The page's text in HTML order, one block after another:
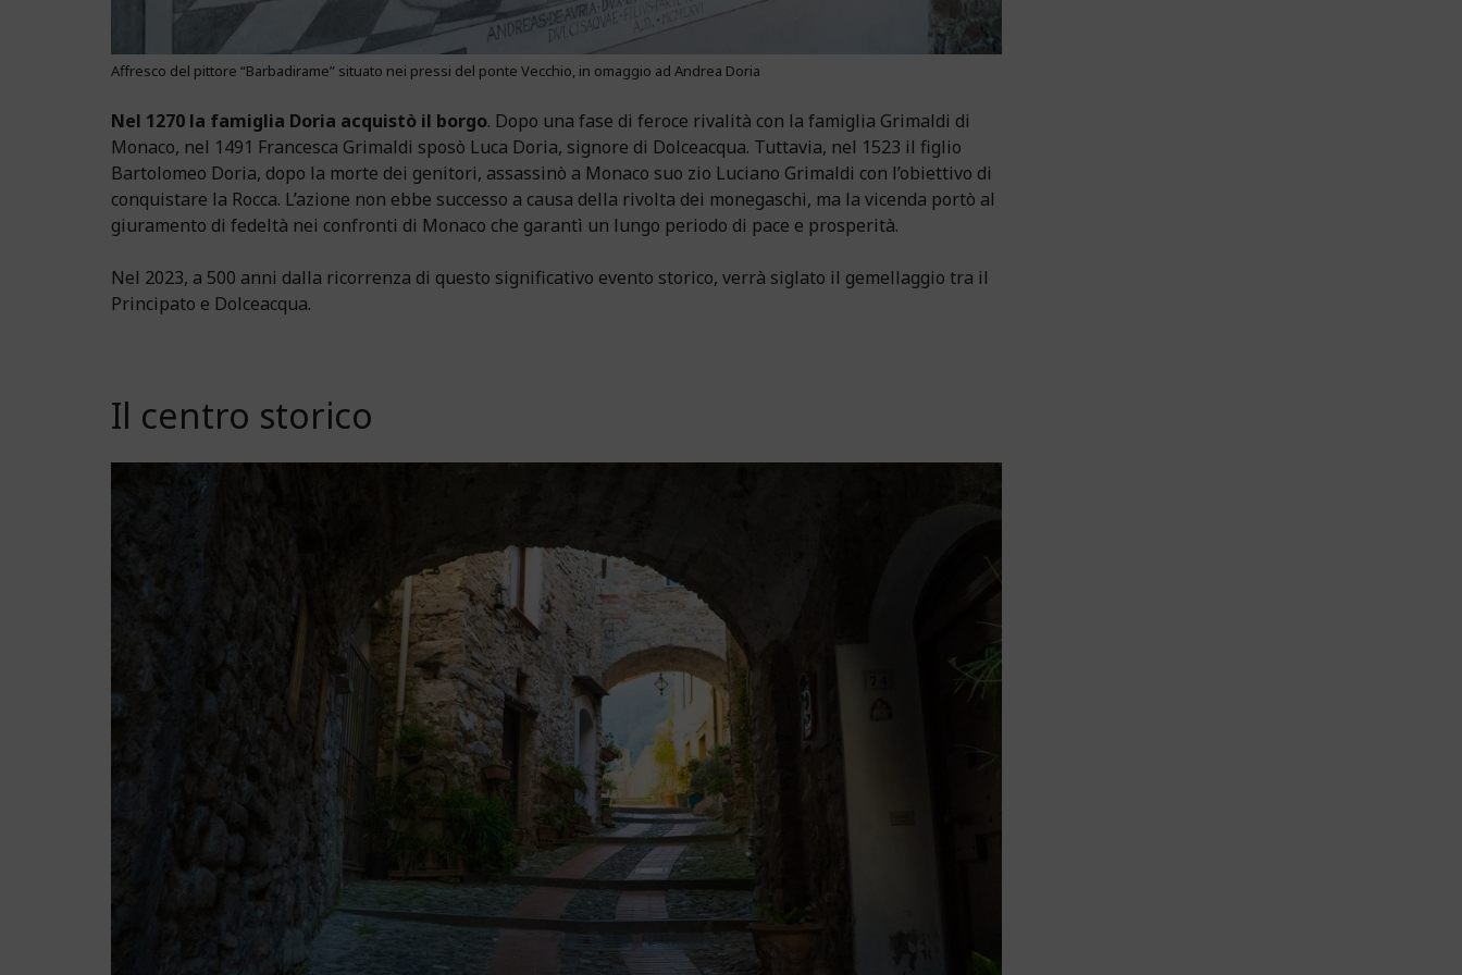
Affresco del pittore “Barbadirame” situato nei pressi del ponte Vecchio, in omaggio ad Andrea Doria
Nel 1270 la famiglia Doria acquistò il borgo. Dopo una fase di feroce rivalità con la famiglia Grimaldi di
Monaco, nel 1491 Francesca Grimaldi sposò Luca Doria, signore di Dolceacqua. Tuttavia, nel 1523 il figlio
Bartolomeo Doria, dopo la morte dei genitori, assassinò a Monaco suo zio Luciano Grimaldi con l’obiettivo di
conquistare la Rocca. L’azione non ebbe successo a causa della rivolta dei monegaschi, ma la vicenda portò al
giuramento di fedeltà nei confronti di Monaco che garantì un lungo periodo di pace e prosperità.
Nel 2023, a 500 anni dalla ricorrenza di questo significativo evento storico, verrà siglato il gemellaggio tra il
Principato e Dolceacqua.
Il centro storico